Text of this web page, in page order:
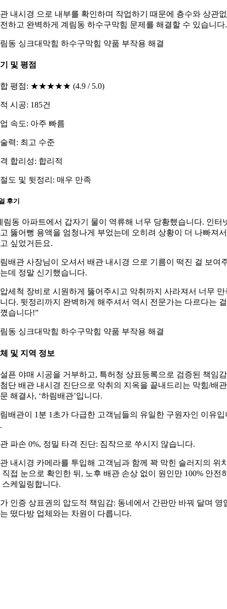
내시경 으로 내부를 확인하며 작업하기 때문에 층수와 상관
하고 완벽하게 계림동 하수구막힘 문제를 해결할 수 있습니다.
동 싱크대막힘 하수구막힘 약품 부작용 해결
및 평점
평점: ★★★★★ (4.9 / 5.0)
시공: 185건
속도: 아주 빠름
력: 최고 수준
합리성: 합리적
도 및 뒷정리: 매우 만족
후기
림동 아파트에서 갑자기 물이 역류해 너무 당황했습니다. 인터
뚫어뻥 용액을 엄청나게 부었는데 오히려 상황이 더 나빠져서
싶었거든요.
배관 사장님이 오셔서 배관 내시경 으로 기름이 떡진 걸 보여
데 정말 신기했습니다.
세척 장비로 시원하게 뚫어주시고 악취까지 사라져서 너무 만
다. 뒷정리까지 완벽하게 해주셔서 역시 전문가는 다르다는 걸
습니다!”
동 싱크대막힘 하수구막힘 약품 부작용 해결
및 지역 정보
픈 야매 시공을 거부하고, 특허청 상표등록으로 검증된 책임
단 배관 내시경 진단으로 악취의 지옥을 끝내드리는 막힘/배관
해결사, ‘하림배관’입니다.
배관이 1분 1초가 다급한 고객님들의 유일한 구원자인 이유입
파손 0%, 정밀 타격 진단: 짐작으로 쑤시지 않습니다.
내시경 카메라를 투입해 고객님과 함께 꽉 막힌 슬러지의 위
직접 눈으로 확인한 뒤, 노후 배관 손상 없이 원인만 100% 안전
스케일링합니다.
인증 상표권의 압도적 책임감: 동네에서 간판만 바꿔 달며 영
떴다방 업체와는 차원이 다릅니다.